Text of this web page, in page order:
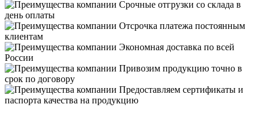
Срочные отгрузки со склада в
день оплаты
Отсрочка платежа постоянным
клиентам
Экономная доставка по всей
России
Привозим продукцию точно в
срок по договору
Предоставляем сертификаты и
паспорта качества на продукцию